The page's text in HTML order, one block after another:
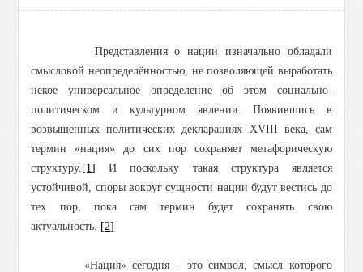
Представления о нации изначально обладали
смысловой неопределённостью, не позволяющей выработать
некое универсальное определение об этом социально-
политическом и культурном явлении. Появившись в
возвышенных политических декларациях XVIII века, сам
термин «нация» до сих пор сохраняет метафорическую
структуру. [1]
И поскольку такая структура является
устойчивой, споры вокруг сущности нации будут вестись до
тех пор, пока сам термин будет сохранять свою
актуальность. [2]
«Нация» сегодня – это символ, смысл которого